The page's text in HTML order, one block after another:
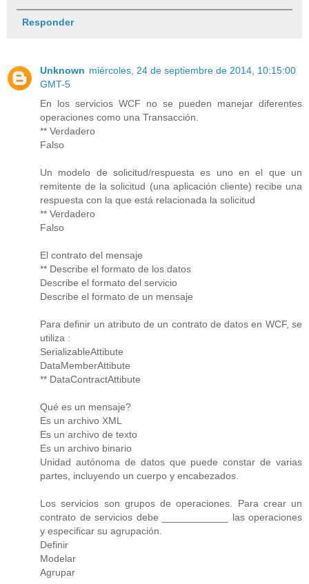
Responder
Unknown miércoles, 24 de septiembre de 2014, 10:15:00
GMT-5
En los servicios WCF no se pueden manejar diferentes
operaciones como una Transacción.
** Verdadero
Falso
Un modelo de solicitud/respuesta es uno en el que un
remitente de la solicitud (una aplicación cliente) recibe una
respuesta con la que está relacionada la solicitud
** Verdadero
Falso
El contrato del mensaje
** Describe el formato de los datos
Describe el formato del servicio
Describe el formato de un mensaje
Para definir un atributo de un contrato de datos en WCF, se
utiliza :
SerializableAttibute
DataMemberAttibute
** DataContractAttibute
Qué es un mensaje?
Es un archivo XML
Es un archivo de texto
Es un archivo binario
Unidad autónoma de datos que puede constar de varias
partes, incluyendo un cuerpo y encabezados.
Los servicios son grupos de operaciones. Para crear un
contrato de servicios debe ____________ las operaciones
y especificar su agrupación.
Definir
Modelar
Agrupar